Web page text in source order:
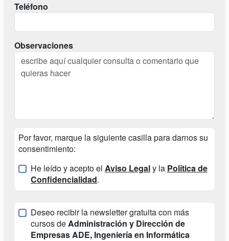
Teléfono
Observaciones
Por favor, marque la siguiente casilla para darnos su
consentimiento:
He leído y acepto el Aviso Legaly la Política de
Confidencialidad.
Deseo recibir la newsletter gratuita con más
cursos deAdministración y Dirección de
Empresas ADE, Ingeniería en Informática